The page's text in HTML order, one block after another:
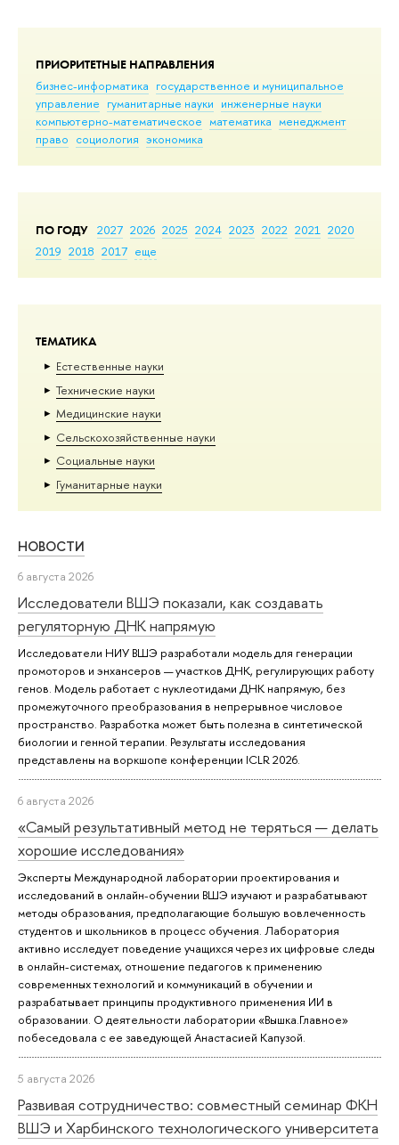
ПРИОРИТЕТНЫЕ НАПРАВЛЕНИЯ
бизнес-информатика государственное и муниципальное
управление гуманитарные науки инженерные науки
компьютерно-математическое математика менеджмент
право социология экономика
ПО ГОДУ 2027 2026 2025 2024 2023 2022 2021 2020
2019 2018 2017 еще
ТЕМАТИКА
Естественные науки
Тех­ничес­кие науки
Медицинские науки
Сельскохозяйственные науки
Социальные науки
Гуманитарные науки
НОВОСТИ
6 августа 2026
Исследователи ВШЭ показали, как создавать
регуляторную ДНК напрямую
Исследователи НИУ ВШЭ разработали модель для генерации
промоторов и энхансеров — участков ДНК, регулирующих работу
генов. Модель работает с нуклеотидами ДНК напрямую, без
промежуточного преобразования в непрерывное числовое
пространство. Разработка может быть полезна в синтетической
биологии и генной терапии. Результаты исследования
представлены на воркшопе конференции ICLR 2026.
6 августа 2026
«Самый результативный метод не теряться — делать
хорошие исследования»
Эксперты Международной лаборатории проектирования и
исследований в онлайн-обучении ВШЭ изучают и разрабатывают
методы образования, предполагающие большую вовлеченность
студентов и школьников в процесс обучения. Лаборатория
активно исследует поведение учащихся через их цифровые следы
в онлайн-системах, отношение педагогов к применению
современных технологий и коммуникаций в обучении и
разрабатывает принципы продуктивного применения ИИ в
образовании. О деятельности лаборатории «Вышка.Главное»
побеседовала с ее заведующей Анастасией Капузой.
5 августа 2026
Развивая сотрудничество: совместный семинар ФКН
ВШЭ и Харбинского технологического университета